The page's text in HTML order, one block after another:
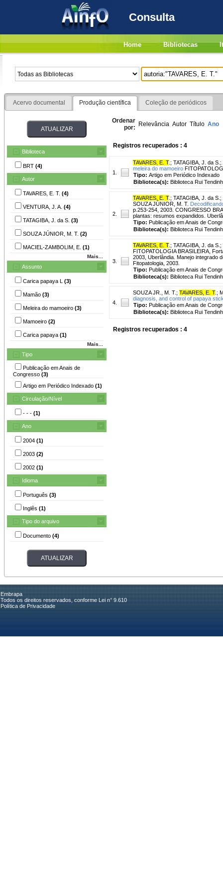
Consulta
Home Bibliotecas
Acervo documental Produção científica Coleção de periódicos
Biblioteca
BRT (4)
Autor
TAVARES, E. T. (4)
VENTURA, J. A. (4)
TATAGIBA, J. da S. (3)
SOUZA JÚNIOR, M. T. (2)
MACIEL-ZAMBOLIM, E. (1)
Mais...
Assunto
Carica papaya L (3)
Mamão (3)
Meleira do mamoeiro (3)
Mamoeiro (2)
Carica papaya (1)
Mais...
Tipo
Publicação em Anais de
Congresso (3)
Artigo em Periódico Indexado (1)
Circulação/Nível
- - - (1)
Ano
2004 (1)
2003 (2)
2002 (1)
Idioma
Português (3)
Inglês (1)
Tipo do arquivo
Documento (4)
Ordenar
por: Relevância Autor Título Ano
Registros recuperados : 4
1.
TAVARES, E. T. ; TATAGIBA, J. da S. ;
meleira do mamoeiro
Tipo: Artigo em Periódico Indexado
Biblioteca(s): Biblioteca Rui
2.
TAVARES, E. T. ; TATAGIBA, J. da S. ;
SOUZA JÚNIOR, M. T.
p.253-254, 2003. CONGRESSO
plantas: resumos expandidos.
Tipo: Publicação em Anais de
Biblioteca(s): Biblioteca Rui
3.
TAVARES, E. T. ; TATAGIBA, J. da S. ;
FITOPATOLOGIA BRASILEIRA,
2003, Uberlândia. Manejo integrado
Fitopatologia, 2003.
Tipo: Publicação em Anais de
Biblioteca(s): Biblioteca Rui
4.
SOUZA JR., M. T. ; TAVARES, E. T. ;
diagnosis, and control of papaya
Tipo: Publicação em Anais de
Biblioteca(s): Biblioteca Rui
Registros recuperados : 4
Embrapa
Todos os direitos reservados, conforme Lei n° 9.610
Política de Privacidade